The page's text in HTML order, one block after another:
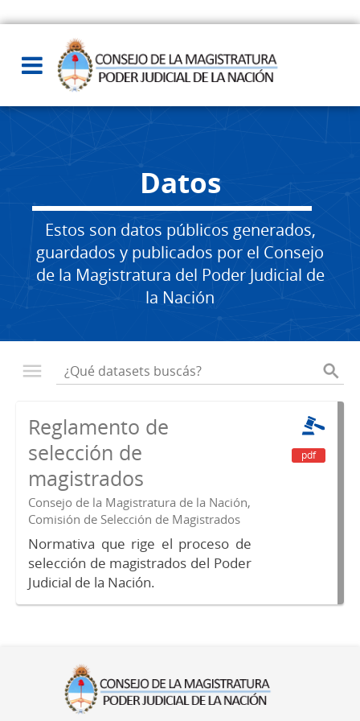
Datos
Estos son datos públicos generados,
guardados y publicados por el Consejo
de la Magistratura del Poder Judicial de
la Nación
Reglamento de
selección de
magistrados
Consejo de la Magistratura de la Nación,
Comisión de Selección de Magistrados
Normativa que rige el proceso de
selección de magistrados del Poder
Judicial de la Nación.
pdf